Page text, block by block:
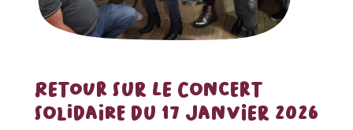
RETOUR SUR LE CONCERT
SOLIDAIRE DU 17 JANVIER 2026